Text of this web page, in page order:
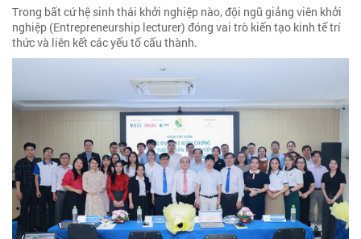
Trong bất cứ hệ sinh thái khởi nghiệp nào, đội ngũ giảng viên khởi
nghiệp (Entrepreneurship lecturer) đóng vai trò kiến tạo kinh tế trí
thức và liên kết các yếu tố cấu thành.